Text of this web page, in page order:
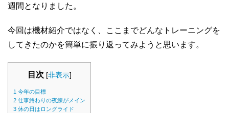
週間となりました。
今回は機材紹介ではなく、ここまでどんなトレーニングを
してきたのかを簡単に振り返ってみようと思います。
目次 [非表示]
1 今年の目標
2 仕事終わりの夜練がメイン
3 休の日はロングライド